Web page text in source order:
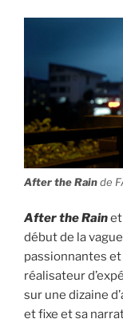
After the Rainde
After the Rainet
début de la
passionnantes et
réalisateur
sur une dizaine
et fixe et sa